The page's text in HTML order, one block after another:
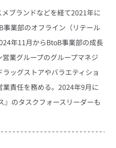
ブランドなどを経て2021年に
業部のオフライン（リテール
年11月からBtoB事業部の成長
業グループのグループマネジ
ッグストアやバラエティショ
責任を務める。2024年9月に
』のタスクフォースリーダーも